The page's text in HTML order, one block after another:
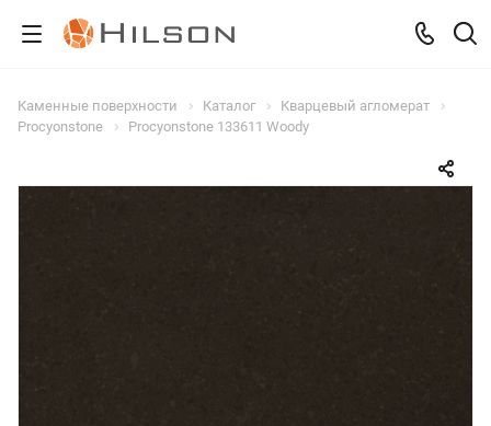
Каменные поверхности Каталог
Кварцевый агломерат
Procyonstone
Procyonstone 133611 Woody